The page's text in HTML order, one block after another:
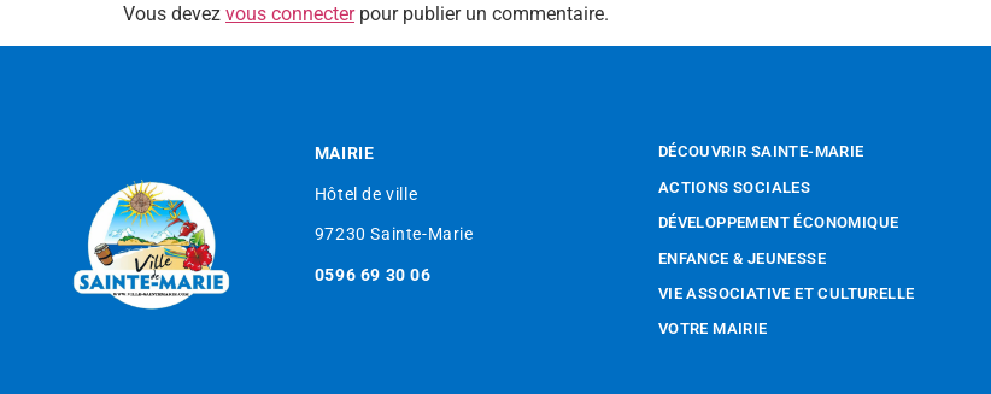
Vous devez vous connecterpour publier un commentaire.
MAIRIE
Hôtel de ville
97230 Sainte-Marie
0596 69 30 06
DÉCOUVRIR SAINTE-MARIE
ACTIONS SOCIALES
DÉVELOPPEMENT ÉCONOMIQUE
ENFANCE & JEUNESSE
VIE ASSOCIATIVE ET CULTURELLE
VOTRE MAIRIE